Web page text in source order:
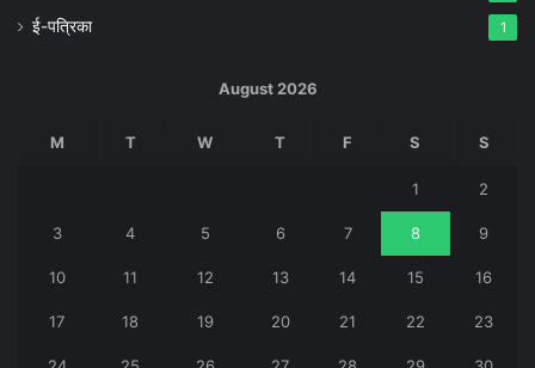
ई-पत्रिका 1
August 2026
M T W T F S S
1 2
3 4 5 6 7 8 9
10 11 12 13 14 15 16
17 18 19 20 21 22 23